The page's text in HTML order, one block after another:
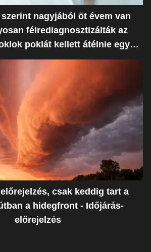
nagyjából öt évem van
félrediagnosztizálták az
poklát kellett átélnie egy
ostoba hiba miatt
csak keddig tart a
a hidegfront - Időjárás-
előrejelzés